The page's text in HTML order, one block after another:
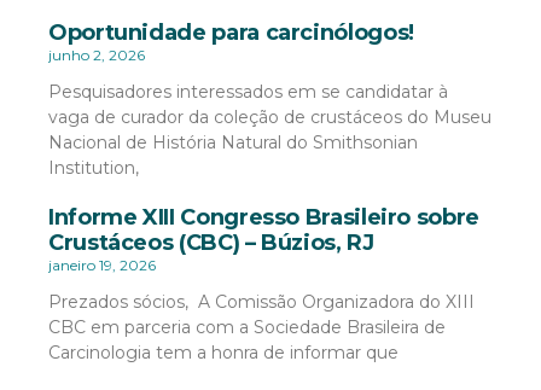
Oportunidade para carcinólogos!
junho 2, 2026
Pesquisadores interessados em se candidatar à
vaga de curador da coleção de crustáceos do Museu
Nacional de História Natural do Smithsonian
Institution,
Informe XIII Congresso Brasileiro sobre
Crustáceos (CBC) – Búzios, RJ
janeiro 19, 2026
Prezados sócios, A Comissão Organizadora do XIII
CBC em parceria com a Sociedade Brasileira de
Carcinologia tem a honra de informar que